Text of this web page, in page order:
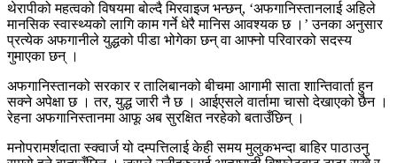
थेरापीको महत्वको विषयमा बोल्दै मिरवाइज भन्छन्, ‘अफगानिस्तानलाई अहिले
मानसिक स्वास्थ्यको लागि काम गर्ने धेरै मानिस आवश्यक छ ।’ उनका अनुसार
प्रत्येक अफगानीले युद्धको पीडा भोगेका छन् वा आफ्नो परिवारको सदस्य
गुमाएका छन् ।
अफगानिस्तानको सरकार र तालिबानको बीचमा आगामी साता शान्तिवार्ता हुन
सक्ने अपेक्षा छ । तर, युद्ध जारी नै छ । आईएसले वार्तामा चासो देखाएको छैन ।
रेहना अफगानिस्तानमा आफू अब सुरक्षित नरहेको बताउँछिन् ।
मनोपरामर्शदाता स्क्वार्ज यो दम्पत्तिलाई केही समय मुलुकभन्दा बाहिर पाठाउनु